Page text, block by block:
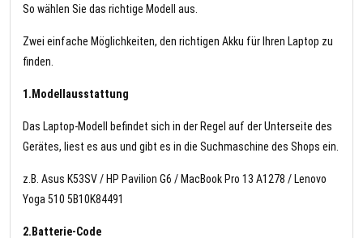
So wählen Sie das richtige Modell aus.
Zwei einfache Möglichkeiten, den richtigen Akku für Ihren Laptop zu
finden.
1.Modellausstattung
Das Laptop-Modell befindet sich in der Regel auf der Unterseite des
Gerätes, liest es aus und gibt es in die Suchmaschine des Shops ein.
z.B. Asus K53SV / HP Pavilion G6 / MacBook Pro 13 A1278 / Lenovo
Yoga 510 5B10K84491
2.Batterie-Code